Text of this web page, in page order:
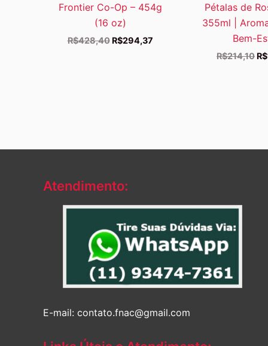
Frontier Co-Op – 454g
(16 oz)
R$428,40 O
R$294,37O
Pétalas de
355ml |
Bem-
R$214,10 O
R$
Atendimento:
E-mail: contato.fnac@gmail.com